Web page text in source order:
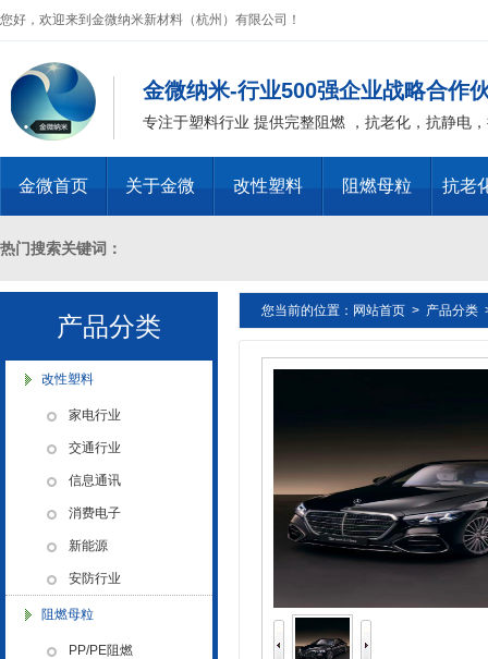
您好，欢迎来到金微纳米新材料（杭州）有限公司！
金微纳米-行业500强企业战略合作
专注于塑料行业 提供完整阻燃 ，抗老化，抗静电
金微首页 关于金微 改性塑料 阻燃母粒 抗老
热门搜索关键词：
十溴二苯乙烷母粒，三氧化二锑母粒，三氧化二锑替代物 PVC 无卤
燃 ABS阻燃 ，PA 阻燃，PET阻燃 ，PBT阻燃 ，环氧树脂阻燃，玻璃
化，抗静电母粒，阻燃料，抗老化料，环氧树脂抗老化，油漆涂料抗菌
色母粒 氧化诱导剂，
产品分类
改性塑料
家电行业
交通行业
信息通讯
消费电子
新能源
安防行业
阻燃母粒
PP/PE阻燃
您当前的位置： 网站首页 > 产品分类